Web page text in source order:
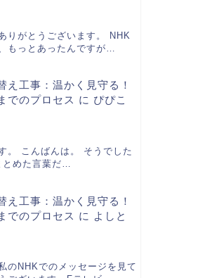
りがとうございます。 NHK
もっとあったんですが…
え工事：温かく見守る！
でのプロセス に ぴぴこ
。 こんばんは。 そうでした
めた言葉だ…
え工事：温かく見守る！
でのプロセス に よしと
のNHKでのメッセージを見て